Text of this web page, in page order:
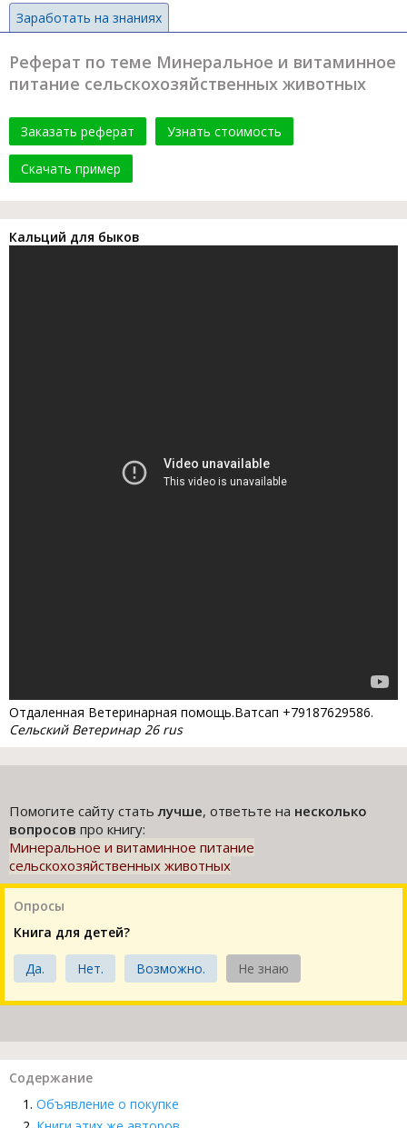
Заработать на знаниях
Реферат по теме Минеральное и витаминное
питание сельскохозяйственных животных
Заказать реферат Узнать стоимость
Скачать пример
Кальций для быков
Отдаленная Ветеринарная помощь.Ватсап +79187629586.
Сельский Ветеринар 26 rus
Помогите сайту статьлучше, ответьте на несколько
вопросов про книгу:
Минеральное и витаминное питание
сельскохозяйственных животных
Опросы
Книга для детей?
Да. Нет. Возможно. Не знаю
Содержание
Объявление о покупке